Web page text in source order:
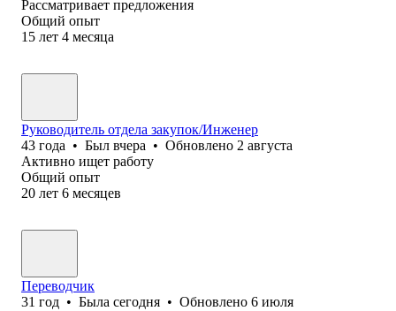
Рассматривает предложения
Общий опыт
15 лет 4 месяца
Руководитель отдела закупок/Инженер
43 года • Был вчера • Обновлено 2 августа
Активно ищет работу
Общий опыт
20 лет 6 месяцев
Переводчик
31 год • Была сегодня • Обновлено 6 июля